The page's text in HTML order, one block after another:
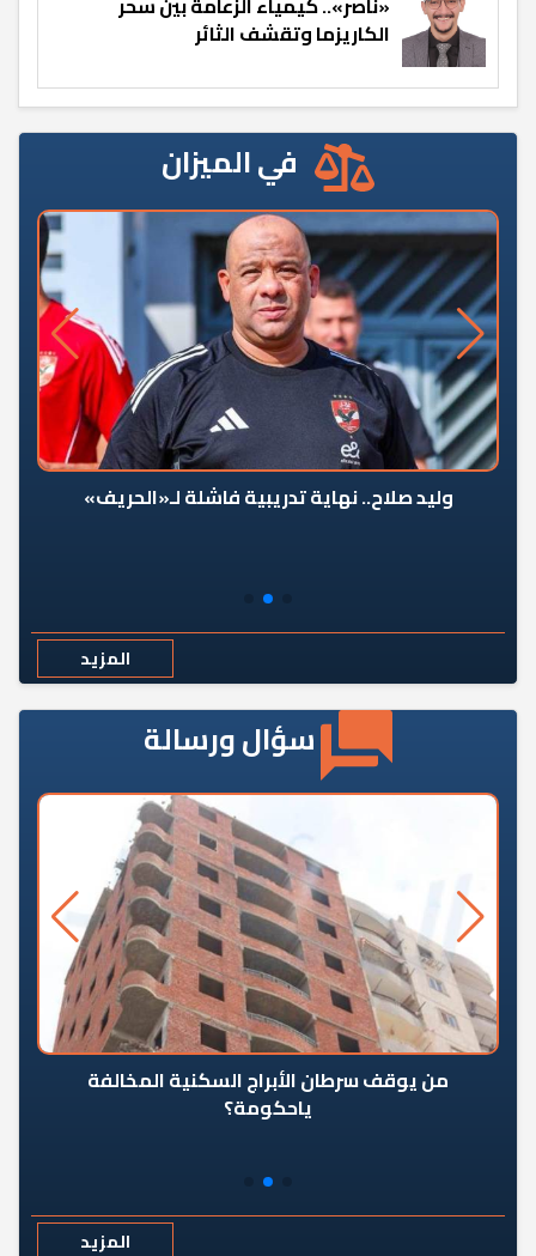
الكاريزما وتقشف الثائر
في الميزان
وليد صلاح.. نهاية تدريبية فاشلة لـ«الحريف»
المزيد
سؤال ورسالة
من يوقف سرطان الأبراج السكنية المخالفة
ياحكومة؟
المزيد